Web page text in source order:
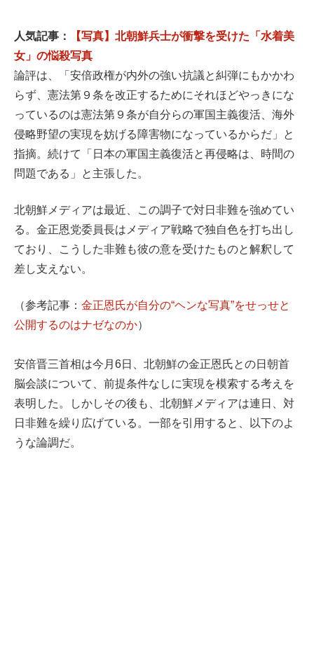
人気記事：
【写真】北朝鮮兵士が衝撃を受けた「水着美
女」の悩殺写真
論評は、「安倍政権が内外の強い抗議と糾弾にもかかわ
らず、憲法第９条を改正するためにそれほどやっきにな
っているのは憲法第９条が自分らの軍国主義復活、海外
侵略野望の実現を妨げる障害物になっているからだ」と
指摘。続けて「日本の軍国主義復活と再侵略は、時間の
問題である」と主張した。
北朝鮮メディアは最近、この調子で対日非難を強めてい
る。金正恩党委員長はメディア戦略で独自色を打ち出し
ており、こうした非難も彼の意を受けたものと解釈して
差し支えない。
（参考記事： 金正恩氏が自分の“ヘンな写真”をせっせと
公開するのはナゼなのか）
安倍晋三首相は今月6日、北朝鮮の金正恩氏との日朝首
脳会談について、前提条件なしに実現を模索する考えを
表明した。しかしその後も、北朝鮮メディアは連日、対
日非難を繰り広げている。一部を引用すると、以下のよ
うな論調だ。